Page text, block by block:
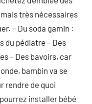
très nécessaires
– Du soda gamin :
du pédiatre – Des
– Des bavoirs, car
bambin va se
rendre de quoi
installer bébé